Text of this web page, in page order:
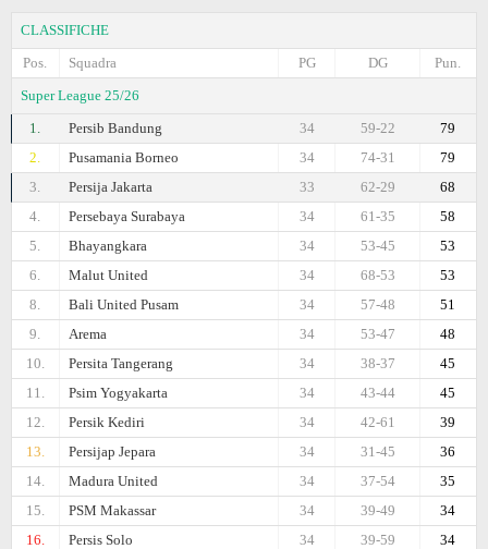
CLASSIFICHE
Pos.
Squadra Pun.
DG
PG
Super League 25/26
1.
Persib Bandung 79
59-22
34
2.
Pusamania Borneo 79
74-31
34
3.
Persija Jakarta 68
62-29
33
4.
Persebaya Surabaya 58
61-35
34
5.
Bhayangkara 53
53-45
34
6.
Malut United 53
68-53
34
8.
Bali United Pusam 51
57-48
34
9.
Arema 48
53-47
34
10.
Persita Tangerang 45
38-37
34
11.
Psim Yogyakarta 45
43-44
34
12.
Persik Kediri 39
42-61
34
13.
Persijap Jepara 36
31-45
34
14.
Madura United 35
37-54
34
15.
PSM Makassar 34
39-49
34
16.
Persis Solo 34
39-59
34